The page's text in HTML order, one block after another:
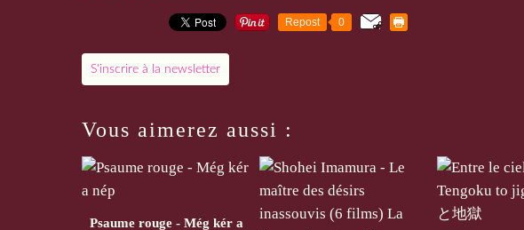
Repost 0
S'inscrire à la newsletter
Vous aimerez aussi :
Psaume rouge - Még kér a